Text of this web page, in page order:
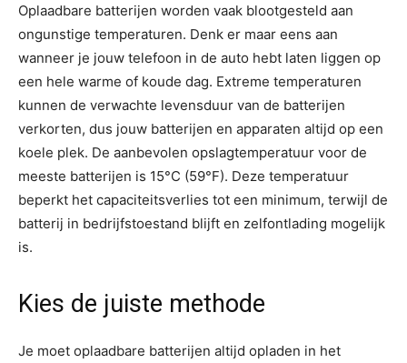
Oplaadbare batterijen worden vaak blootgesteld aan
ongunstige temperaturen. Denk er maar eens aan
wanneer je jouw telefoon in de auto hebt laten liggen op
een hele warme of koude dag. Extreme temperaturen
kunnen de verwachte levensduur van de batterijen
verkorten, dus jouw batterijen en apparaten altijd op een
koele plek. De aanbevolen opslagtemperatuur voor de
meeste batterijen is 15°C (59°F). Deze temperatuur
beperkt het capaciteitsverlies tot een minimum, terwijl de
batterij in bedrijfstoestand blijft en zelfontlading mogelijk
is.
Kies de juiste methode
Je moet oplaadbare batterijen altijd opladen in het